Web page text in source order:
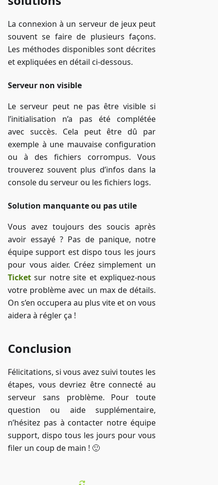
La connexion à un serveur de jeux peut
souvent se faire de plusieurs façons.
Les méthodes disponibles sont décrites
et expliquées en détail ci-dessous.
Serveur non visible
Le serveur peut ne pas être visible si
l’initialisation n’a pas été complétée
avec succès. Cela peut être dû par
exemple à une mauvaise configuration
ou à des fichiers corrompus. Vous
trouverez souvent plus d’infos dans la
console du serveur ou les fichiers logs.
Solution manquante ou pas utile
Vous avez toujours des soucis après
avoir essayé ? Pas de panique, notre
équipe support est dispo tous les jours
pour vous aider. Créez simplement un
Ticket sur notre site et expliquez-nous
votre problème avec un max de détails.
On s’en occupera au plus vite et on vous
aidera à régler ça !
Conclusion
Félicitations, si vous avez suivi toutes les
étapes, vous devriez être connecté au
serveur sans problème. Pour toute
question ou aide supplémentaire,
n’hésitez pas à contacter notre équipe
support, dispo tous les jours pour vous
filer un coup de main ! 🙂